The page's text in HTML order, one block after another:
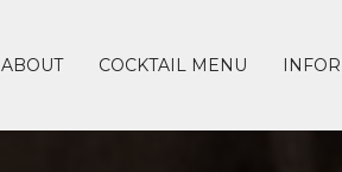
ABOUT COCKTAIL MENU